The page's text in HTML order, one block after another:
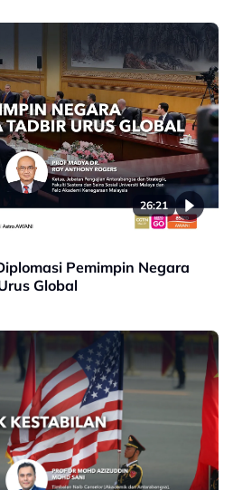
26:21
Pemimpin Negara
Global